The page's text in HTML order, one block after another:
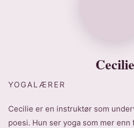
Cecilie
YOGALÆRER
Cecilie er en instruktør som
poesi. Hun ser yoga som mer